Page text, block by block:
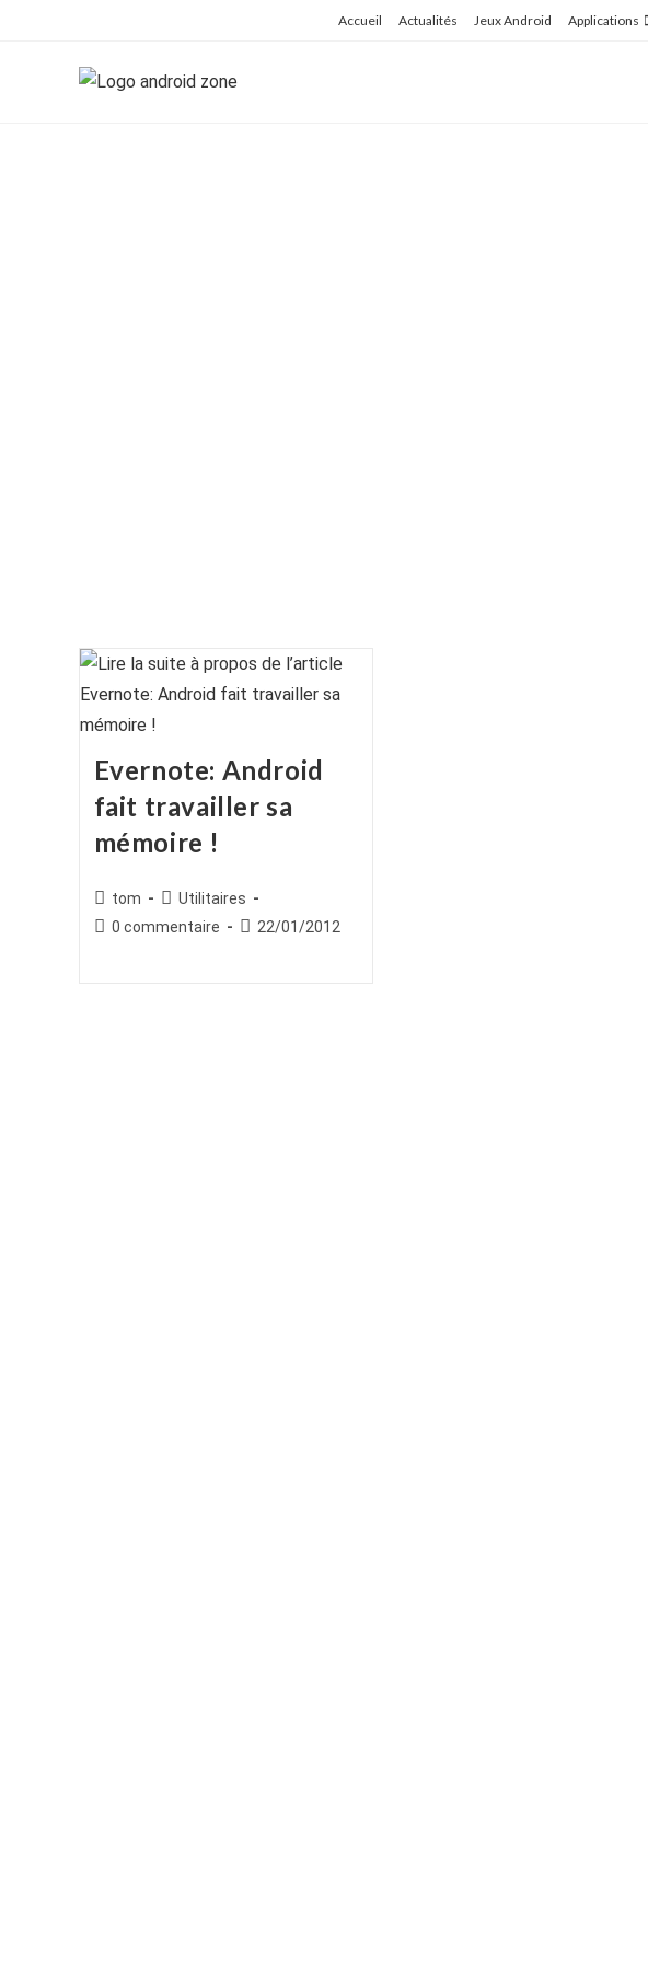
Accueil Actualités Jeux Android Applications
Evernote: Android
fait travailler sa
mémoire !
Auteur/autrice
de
tom
Post
category:
Utilitaires
Commentaires
0 commentaire
Publication
22/01/2012